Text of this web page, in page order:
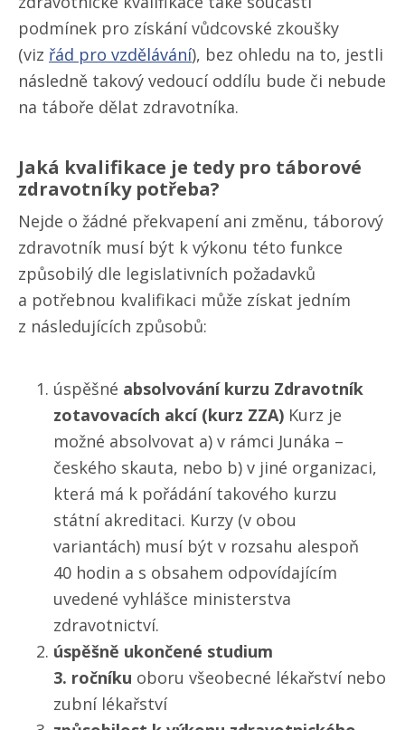
podmínek pro získání vůdcovské zkoušky
(viz řád pro vzdělávání), bez ohledu na to, jestli
následně takový vedoucí oddílu bude či nebude
na táboře dělat zdravotníka.
Jaká kvalifikace je tedy pro táborové
zdravotníky potřeba?
Nejde o žádné překvapení ani změnu, táborový
zdravotník musí být k výkonu této funkce
způsobilý dle legislativních požadavků
a potřebnou kvalifikaci může získat jedním
z následujících způsobů:
úspěšné absolvování kurzu Zdravotník
zotavovacích akcí (kurz ZZA) Kurz je
možné absolvovat a) v rámci Junáka –
českého skauta, nebo b) v jiné organizaci,
která má k pořádání takového kurzu
státní akreditaci. Kurzy (v obou
variantách) musí být v rozsahu alespoň
40 hodin a s obsahem odpovídajícím
uvedené vyhlášce ministerstva
zdravotnictví.
úspěšně ukončené studium
3. ročníku oboru všeobecné lékařství nebo
zubní lékařství